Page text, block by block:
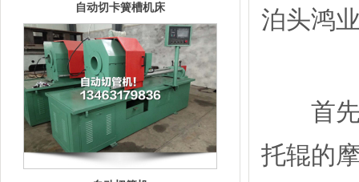
自动切卡簧槽机床
泊头鸿
首先
托辊的